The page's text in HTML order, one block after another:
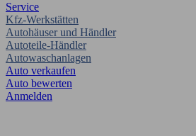
Service
Kfz-Werkstätten
Autohäuser und Händler
Autoteile-Händler
Autowaschanlagen
Auto verkaufen
Auto bewerten
Anmelden